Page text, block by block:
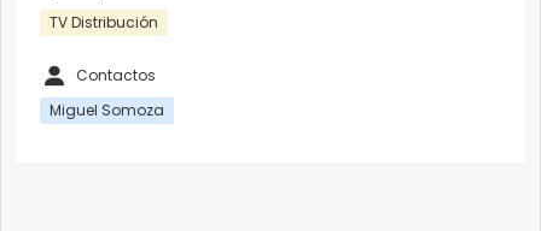
TV Distribución
Contactos
Miguel Somoza